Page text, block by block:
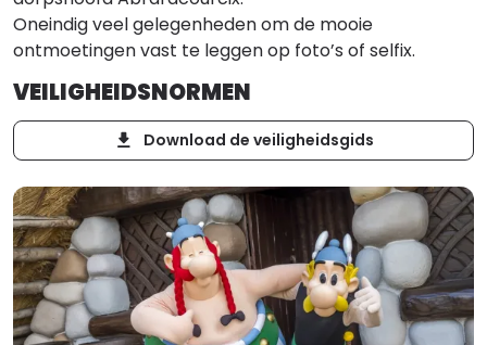
Oneindig veel gelegenheden om de mooie
ontmoetingen vast te leggen op foto’s of selfix.
VEILIGHEIDSNORMEN
Download de veiligheidsgids